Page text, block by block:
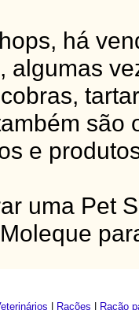
há
algumas
são
e
uma Pet
Rações
Ração